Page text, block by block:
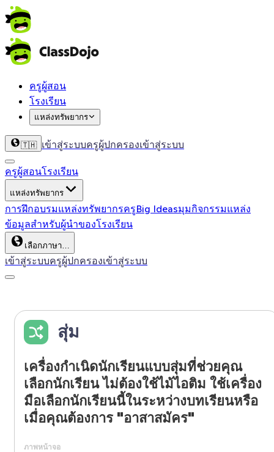
ครูผู้สอน
โรงเรียน
แหล่งทรัพยากร
🇹🇭 เข้าสู่ระบบครูผู้ปกครองเข้าสู่ระบบ
ครูผู้สอนโรงเรียน
แหล่งทรัพยากร
การฝึกอบรมแหล่งทรัพยากรครูBig Ideasมุมกิจกรรมแหล่ง
ข้อมูลสำหรับผู้นำของโรงเรียน
เลือกภาษา…
เข้าสู่ระบบครูผู้ปกครองเข้าสู่ระบบ
สุ่ม
เครื่องกำเนิดนักเรียนแบบสุ่มที่ช่วยคุณ
เลือกนักเรียน ไม่ต้องใช้ไม้ไอติม ใช้เครื่อง
มือเลือกนักเรียนนี้ในระหว่างบทเรียนหรือ
เมื่อคุณต้องการ "อาสาสมัคร"
ภาพหน้าจอ